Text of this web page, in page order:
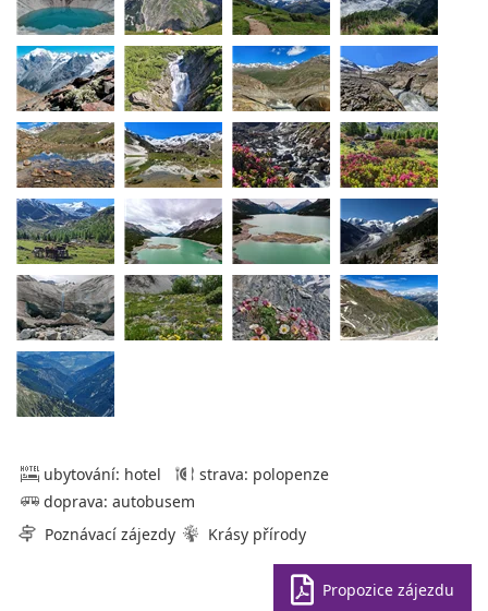
ubytování: hotel
strava: polopenze
doprava: autobusem
Poznávací zájezdy
Krásy přírody
Propozice zájezdu